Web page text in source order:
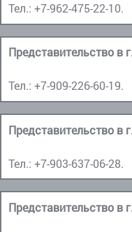
Тел.: +7-962-475-22-10.
Представительство в
Тел.: +7-909-226-60-19.
Представительство в
Тел.: +7-903-637-06-28.
Представительство в